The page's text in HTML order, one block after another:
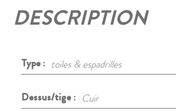
DESCRIPTION
Type : toiles & espadrilles
Dessus/tige : Cuir